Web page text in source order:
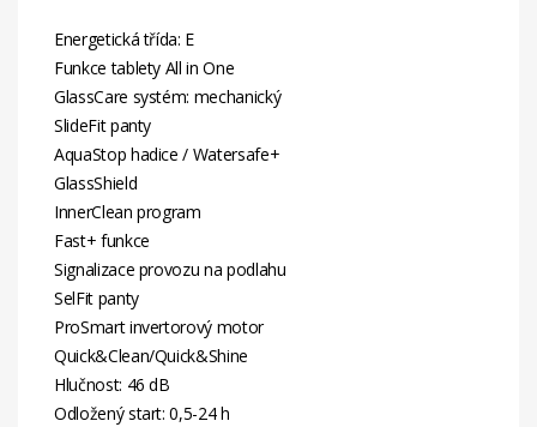
Energetická třída: E
Funkce tablety All in One
GlassCare systém: mechanický
SlideFit panty
AquaStop hadice / Watersafe+
GlassShield
InnerClean program
Fast+ funkce
Signalizace provozu na podlahu
SelFit panty
ProSmart invertorový motor
Quick&Clean/Quick&Shine
Hlučnost: 46 dB
Odložený start: 0,5-24 h